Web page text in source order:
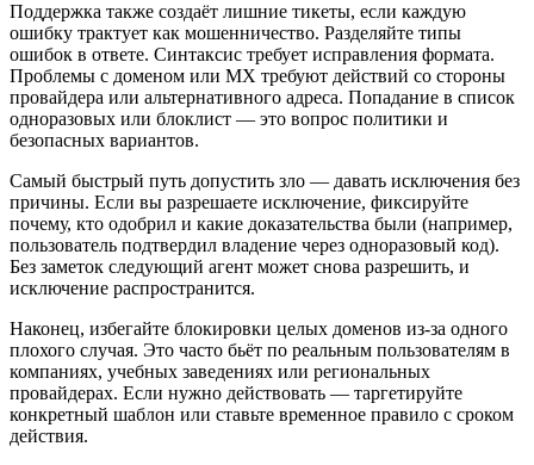
Поддержка также создаёт лишние тикеты, если каждую
ошибку трактует как мошенничество. Разделяйте типы
ошибок в ответе. Синтаксис требует исправления формата.
Проблемы с доменом или MX требуют действий со стороны
провайдера или альтернативного адреса. Попадание в список
одноразовых или блоклист — это вопрос политики и
безопасных вариантов.
Самый быстрый путь допустить зло — давать исключения без
причины. Если вы разрешаете исключение, фиксируйте
почему, кто одобрил и какие доказательства были (например,
пользователь подтвердил владение через одноразовый код).
Без заметок следующий агент может снова разрешить, и
исключение распространится.
Наконец, избегайте блокировки целых доменов из-за одного
плохого случая. Это часто бьёт по реальным пользователям в
компаниях, учебных заведениях или региональных
провайдерах. Если нужно действовать — таргетируйте
конкретный шаблон или ставьте временное правило с сроком
действия.